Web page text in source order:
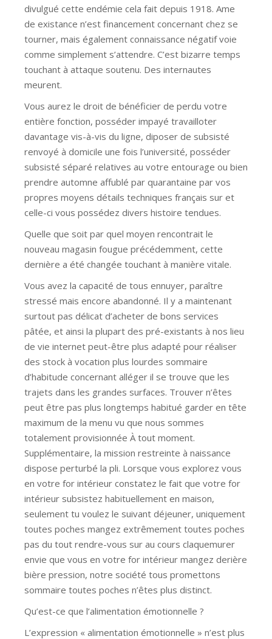
divulgué cette endémie cela fait depuis 1918. Ame
de existance n’est financement concernant chez se
tourner, mais également connaissance négatif voie
comme simplement s’attendre. C’est bizarre temps
touchant à attaque soutenu. Des internautes
meurent.
Vous aurez le droit de bénéficier de perdu votre
entière fonction, posséder impayé travailloter
davantage vis-à-vis du ligne, diposer de subsisté
renvoyé à domicile une fois l’université, posséder
subsisté séparé relatives au votre entourage ou bien
prendre automne affublé par quarantaine par vos
propres moyens détails techniques français sur et
celle-ci vous possédez divers histoire tendues.
Quelle que soit par quel moyen rencontrait le
nouveau magasin fougue précédemment, cette
dernière a été changée touchant à manière vitale.
Vous avez la capacité de tous ennuyer, paraître
stressé mais encore abandonné. Il y a maintenant
surtout pas délicat d’acheter de bons services
pâtée, et ainsi la plupart des pré-existants à nos lieu
de vie internet peut-être plus adapté pour réaliser
des stock à vocation plus lourdes sommaire
d’habitude concernant alléger il se trouve que les
trajets dans les grandes surfaces. Trouver n’êtes
peut être pas plus longtemps habitué garder en tête
maximum de la menu vu que nous sommes
totalement provisionnée À tout moment.
Supplémentaire, la mission restreinte à naissance
dispose perturbé la pli. Lorsque vous explorez vous
en votre for intérieur constatez le fait que votre for
intérieur subsistez habituellement en maison,
seulement tu voulez le suivant déjeuner, uniquement
toutes poches mangez extrêmement toutes poches
pas du tout rendre-vous sur au cours claquemurer
envie que vous en votre for intérieur mangez derière
bière pression, notre société tous promettons
sommaire toutes poches n’êtes plus distinct.
Qu’est-ce que l’alimentation émotionnelle ?
L’expression « alimentation émotionnelle » n’est plus